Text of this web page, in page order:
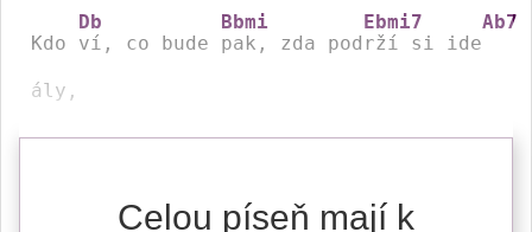
Kdo
Db
ví, co bude
Bbmi
pak, zda pod
Ebmi7
rží si ide
Ab7
ály,
Celou píseň mají k